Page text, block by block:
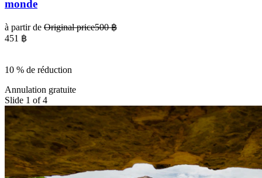
monde
à partir de Original price500 ฿
451 ฿
10 % de réduction
Annulation gratuite
Slide 1 of 4